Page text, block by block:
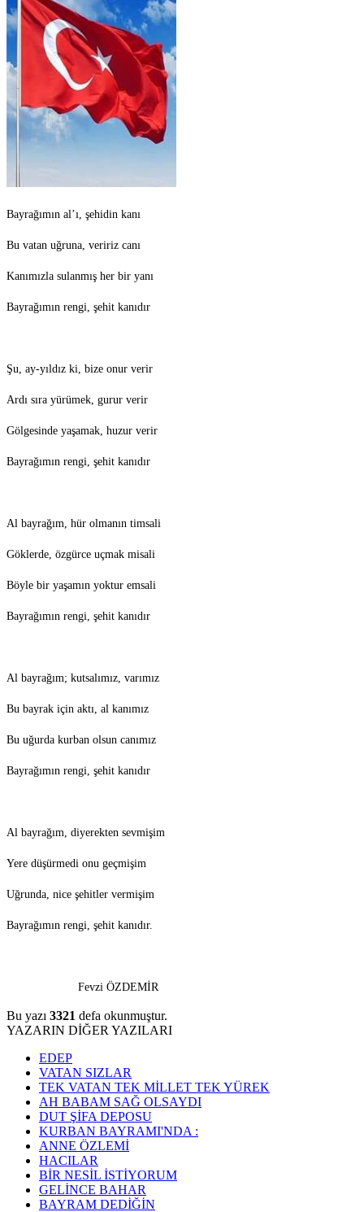
Bayrağımın al’ı, şehidin kanı
Bu vatan uğruna, veririz canı
Kanımızla sulanmış her bir yanı
Bayrağımın rengi, şehit kanıdır
Şu, ay-yıldız ki, bize onur verir
Ardı sıra yürümek, gurur verir
Gölgesinde yaşamak, huzur verir
Bayrağımın rengi, şehit kanıdır
Al bayrağım, hür olmanın timsali
Göklerde, özgürce uçmak misali
Böyle bir yaşamın yoktur emsali
Bayrağımın rengi, şehit kanıdır
Al bayrağım; kutsalımız, varımız
Bu bayrak için aktı, al kanımız
Bu uğurda kurban olsun canımız
Bayrağımın rengi, şehit kanıdır
Al bayrağım, diyerekten sevmişim
Yere düşürmedi onu geçmişim
Uğrunda, nice şehitler vermişim
Bayrağımın rengi, şehit kanıdır.
Fevzi ÖZDEMİR
Bu yazı 3321 defa okunmuştur.
YAZARIN DİĞER YAZILARI
EDEP
VATAN SIZLAR
TEK VATAN TEK MİLLET TEK YÜREK
AH BABAM SAĞ OLSAYDI
DUT ŞİFA DEPOSU
KURBAN BAYRAMI'NDA :
ANNE ÖZLEMİ
HACILAR
BİR NESİL İSTİYORUM
GELİNCE BAHAR
BAYRAM DEDİĞİN